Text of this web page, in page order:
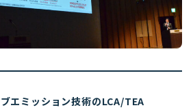
エミッション技術のLCA/TEA